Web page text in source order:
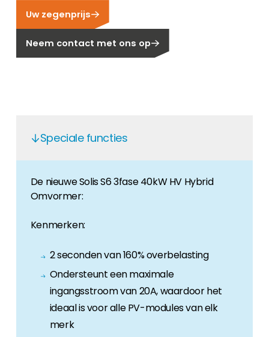
Carrière
Ben je op zoek naar een baan in de
hernieuwbare energiesector? Dan ben je hier
aan het juiste adres!
Uw zegenprijs
Neem contact met ons op
Speciale functies
De nieuwe Solis S6 3fase 40kW HV Hybrid
Omvormer:
Kenmerken:
2 seconden van 160% overbelasting
Ondersteunt een maximale
ingangsstroom van 20A, waardoor het
ideaal is voor alle PV-modules van elk
merk